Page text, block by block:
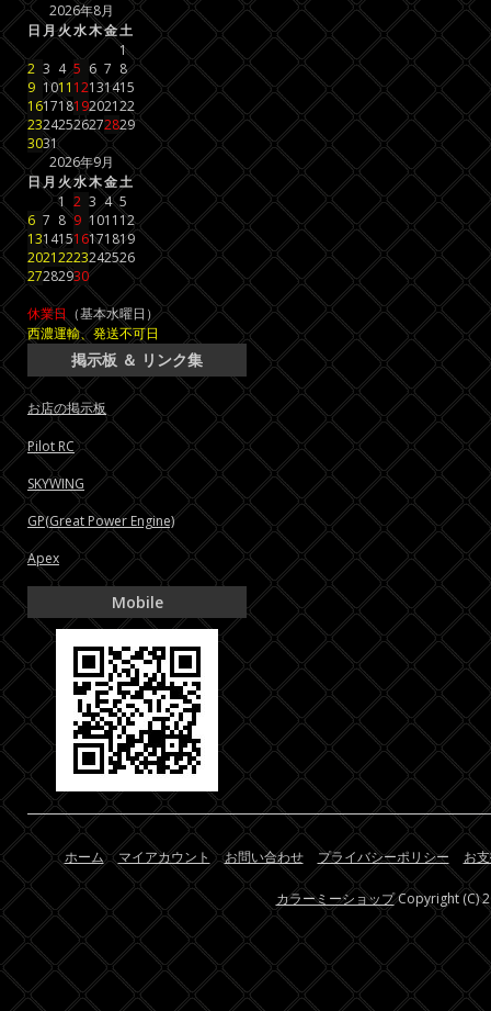
2026年8月
日月火水木金土
1
2 3 4 5 6 7 8
9 1011 12131415
16171819202122
23242526272829
3031
2026年9月
日月 火水木金土
1 2 3 4 5
6 7 8 9 1011 12
13141516171819
20212223242526
27282930
休業日 （基本水曜日）
西濃運輸、発送不可日
掲示板 ＆ リンク集
お店の掲示板
Pilot RC
SKYWING
GP(Great Power Engine)
Apex
Mobile
ホーム マイアカウント お問い合わせ プライバシーポリシー お
カラーミーショップCopyright (C)